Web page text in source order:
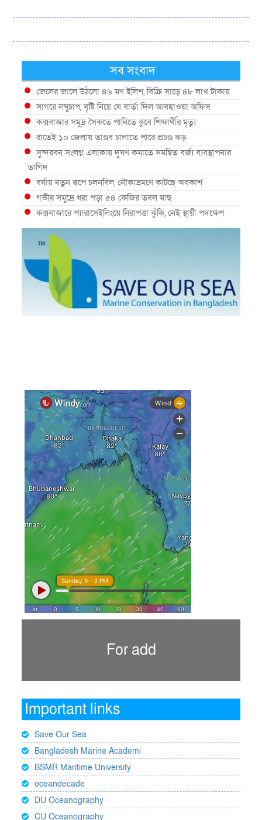
সব সংবাদ
জেলের জালে উঠলো ৪৬ মণ ইলিশ, বিক্রি সাড়ে ৪৮ লাখ টাকায়
সাগরে লঘুচাপ, বৃষ্টি নিয়ে যে বার্তা দিল আবহাওয়া অফিস
কক্সবাজার সমুদ্র সৈকতে পানিতে ডুবে শিক্ষার্থীর মৃত্যু
রাতেই ১০ জেলায় তাণ্ডব চালাতে পারে প্রচণ্ড ঝড়
সুন্দরবন সংলগ্ন এলাকায় দূষণ কমাতে সমন্বিত বর্জ্য ব্যবস্থাপনার
তাগিদ
বর্ষায় নতুন রূপে চলনবিল, নৌকাভ্রমণে কাটছে অবকাশ
গভীর সমুদ্রে ধরা পড়া ৫৪ কেজির তবল মাছ
কক্সবাজারে প্যারাসেইলিংয়ে নিরাপত্তা ঝুঁকি, নেই স্থায়ী পদক্ষেপ
১৩ জেলায় ঝোড়ো হাওয়া-বজ্রবৃষ্টির শঙ্কা, নদীবন্দরে ১ নম্বর
সতর্কসংকেত
দেশের ৫ জেলায় বন্যার শঙ্কা
For add
Important links
Save Our Sea
Bangladesh Marine Academi
BSMR Maritime University
oceandecade
DU Oceanography
CU Oceanography